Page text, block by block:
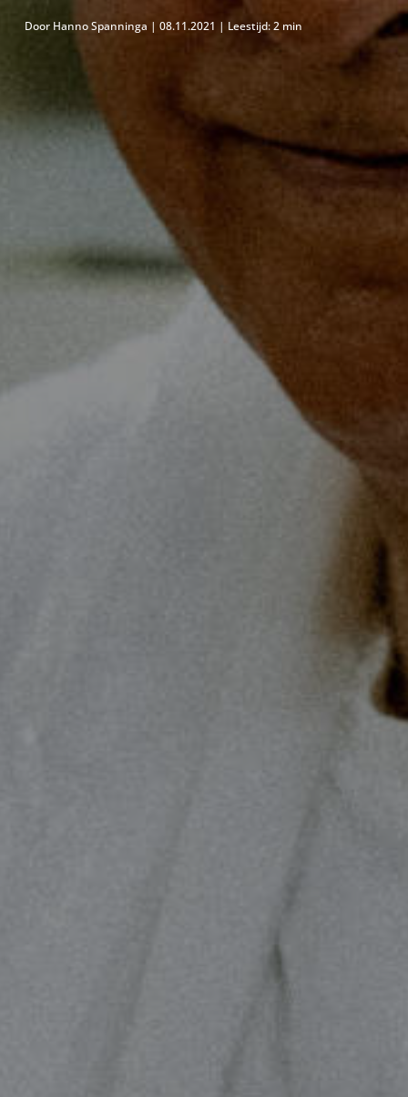
Door Hanno Spanninga | 08.11.2021 | Leestijd:2 min